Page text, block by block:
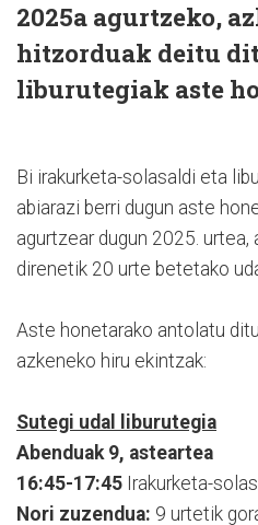
2025a agurtzeko,
hitzorduak deitu
liburutegiak aste
Bi irakurketa-solasaldi eta
abiarazi berri dugun aste
agurtzear dugun 2025.
direnetik 20 urte betetako
Aste honetarako antolatu
azkeneko hiru ekintzak:
Sutegi udal liburutegia
Abenduak 9, asteartea
16:45-17:45 Irakurketa-
Nori zuzendua: 9 urtetik